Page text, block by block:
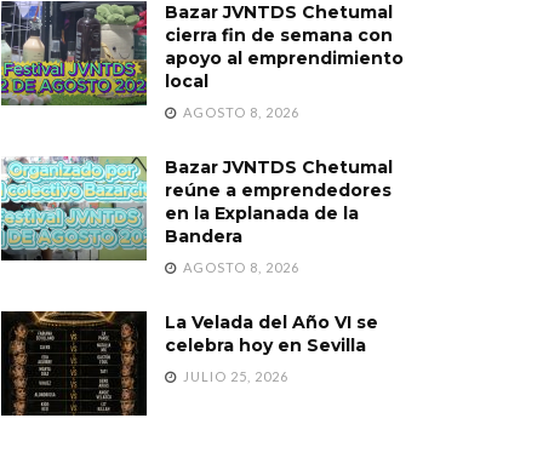
Bazar JVNTDS Chetumal
cierra fin de semana con
apoyo al emprendimiento
local
AGOSTO 8, 2026
Bazar JVNTDS Chetumal
reúne a emprendedores
en la Explanada de la
Bandera
AGOSTO 8, 2026
La Velada del Año VI se
celebra hoy en Sevilla
JULIO 25, 2026